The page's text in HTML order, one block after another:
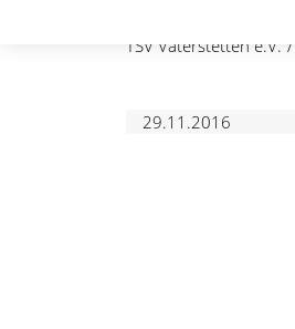
TSV Vaterstetten e.V.
29.11.2016